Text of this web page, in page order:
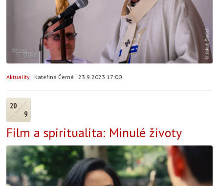
Aktuality | Kateřina Černá | 23.9.2023 17:00
20
9
Film a spiritualita: Minulé životy